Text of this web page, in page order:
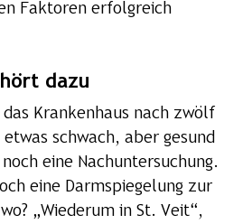
Faktoren erfolgreich
dazu
Krankenhaus nach zwölf
etwas schwach, aber gesund
eine Nachuntersuchung.
eine Darmspiegelung zur
„Wiederum in St. Veit“,